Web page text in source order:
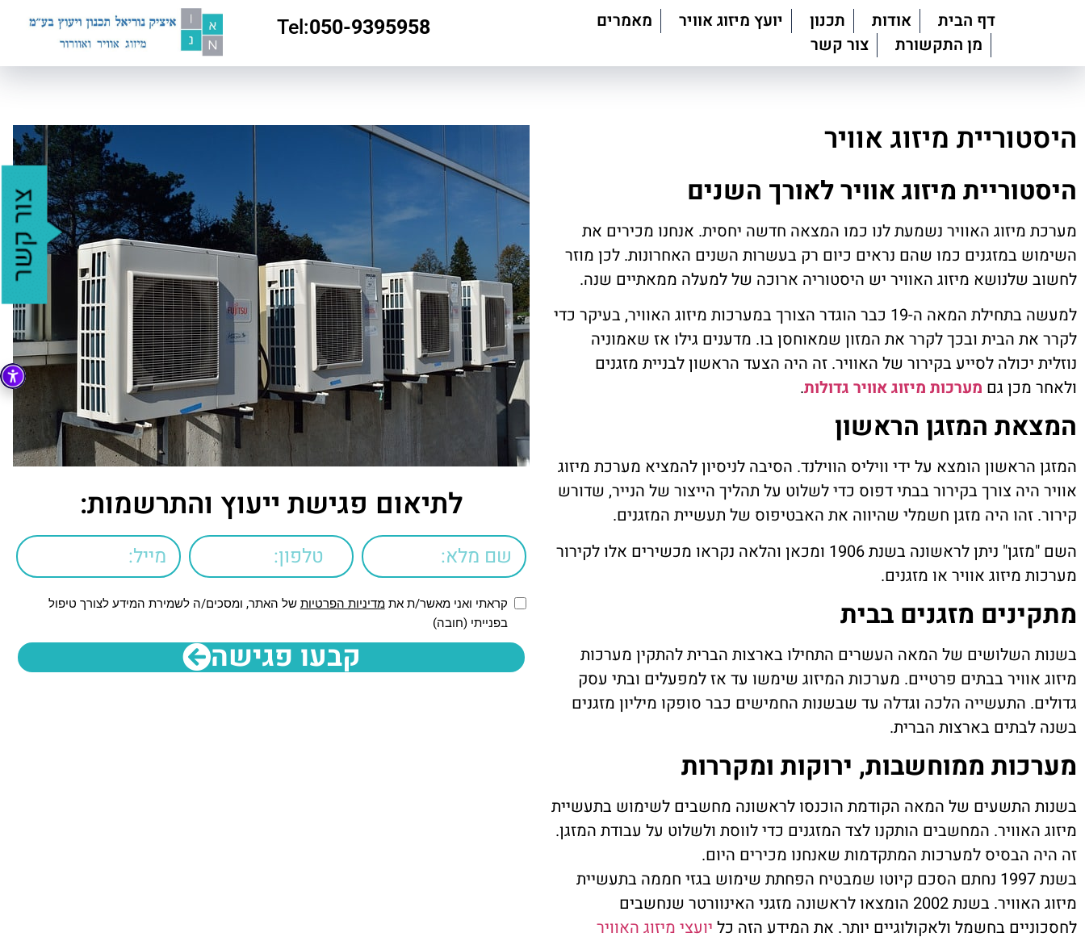
דף הבית אודות תכנון יועץ מיזוג אוויר
מאמרים
מן התקשורת
צור קשר
050-9395958
:Tel
היסטוריית מיזוג אוויר
היסטוריית מיזוג אוויר לאורך השנים
מערכת מיזוג האוויר נשמעת לנו כמו המצאה חדשה יחסית. אנחנו מכירים את
השימוש במזגנים כמו שהם נראים כיום רק בעשרות השנים האחרונות. לכן מוזר
לחשוב שלנושא מיזוג האוויר יש היסטוריה ארוכה של למעלה ממאתיים שנה.
למעשה בתחילת המאה ה-19 כבר הוגדר הצורך במערכות מיזוג האוויר, בעיקר כדי
לקרר את הבית ובכך לקרר את המזון שמאוחסן בו. מדענים גילו אז שאמוניה
נוזלית יכולה לסייע בקירור של האוויר. זה היה הצעד הראשון לבניית מזגנים
ולאחר מכן גם מערכות מיזוג אוויר גדולות.
המצאת המזגן הראשון
המזגן הראשון הומצא על ידי וויליס הווילנד. הסיבה לניסיון להמציא מערכת מיזוג
אוויר היה צורך בקירור בבתי דפוס כדי לשלוט על תהליך הייצור של הנייר, שדורש
קירור. זהו היה מזגן חשמלי שהיווה את האבטיפוס של תעשיית המזגנים.
השם "מזגן" ניתן לראשונה בשנת 1906 ומכאן והלאה נקראו מכשירים אלו לקירור
מערכות מיזוג אוויר או מזגנים.
מתקינים מזגנים בבית
בשנות השלושים של המאה העשרים התחילו בארצות הברית להתקין מערכות
מיזוג אוויר בבתים פרטיים. מערכות המיזוג שימשו עד אז למפעלים ובתי עסק
גדולים. התעשייה הלכה וגדלה עד שבשנות החמישים כבר סופקו מיליון מזגנים
בשנה לבתים בארצות הברית.
מערכות ממוחשבות, ירוקות ומקררות
בשנות התשעים של המאה הקודמת הוכנסו לראשונה מחשבים לשימוש בתעשיית
מיזוג האוויר. המחשבים הותקנו לצד המזגנים כדי לווסת ולשלוט על עבודת המזגן.
זה היה הבסיס למערכות המתקדמות שאנחנו מכירים היום.
בשנת 1997 נחתם הסכם קיוטו שמבטיח הפחתת שימוש בגזי חממה בתעשיית
מיזוג האוויר. בשנת 2002 הומצאו לראשונה מזגני האינוורטר שנחשבים
לחסכוניים בחשמל ולאקולוגיים יותר. את המידע הזה כל יועצי מיזוג האוויר
לתיאום פגישת ייעוץ והתרשמות:
קראתי ואני מאשר/ת אתמדיניות הפרטיות של האתר, ומסכים/ה לשמירת המידע לצורך טיפול
בפנייתי (חובה)
קבעו פגישה